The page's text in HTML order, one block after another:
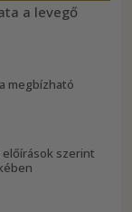
a levegő
megbízható
előírások szerint